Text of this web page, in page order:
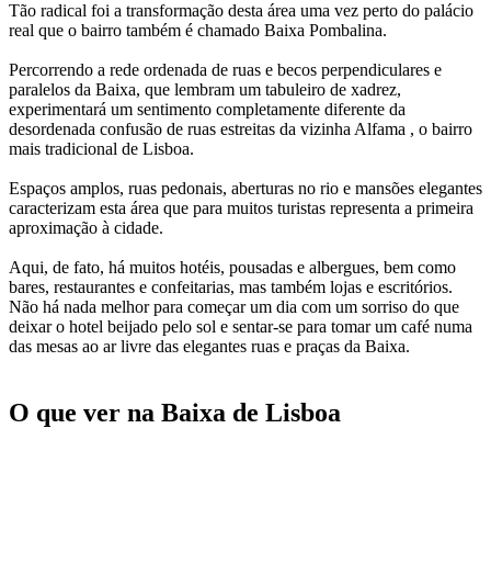
Tão radical foi a transformação desta área uma vez perto do palácio
real que o bairro também é chamado Baixa Pombalina.
Percorrendo a rede ordenada de ruas e becos perpendiculares e
paralelos da Baixa, que lembram um tabuleiro de xadrez,
experimentará um sentimento completamente diferente da
desordenada confusão de ruas estreitas da vizinha Alfama , o bairro
mais tradicional de Lisboa.
Espaços amplos, ruas pedonais, aberturas no rio e mansões elegantes
caracterizam esta área que para muitos turistas representa a primeira
aproximação à cidade.
Aqui, de fato, há muitos hotéis, pousadas e albergues, bem como
bares, restaurantes e confeitarias, mas também lojas e escritórios.
Não há nada melhor para começar um dia com um sorriso do que
deixar o hotel beijado pelo sol e sentar-se para tomar um café numa
das mesas ao ar livre das elegantes ruas e praças da Baixa.
O que ver na Baixa de Lisboa